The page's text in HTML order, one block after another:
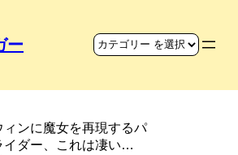
ー
ィンに魔女を再現するパ
イダー、これは凄い…